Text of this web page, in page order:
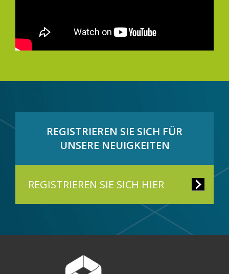
REGISTRIEREN SIE SICH FÜR
UNSERE NEUIGKEITEN
REGISTRIEREN SIE SICH HIER